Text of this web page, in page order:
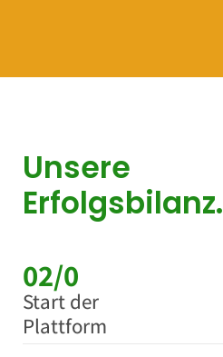
Unsere
Erfolgsbilanz.
Start der
Plattform
02/0